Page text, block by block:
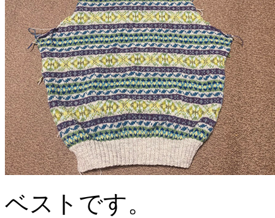
ベストです。